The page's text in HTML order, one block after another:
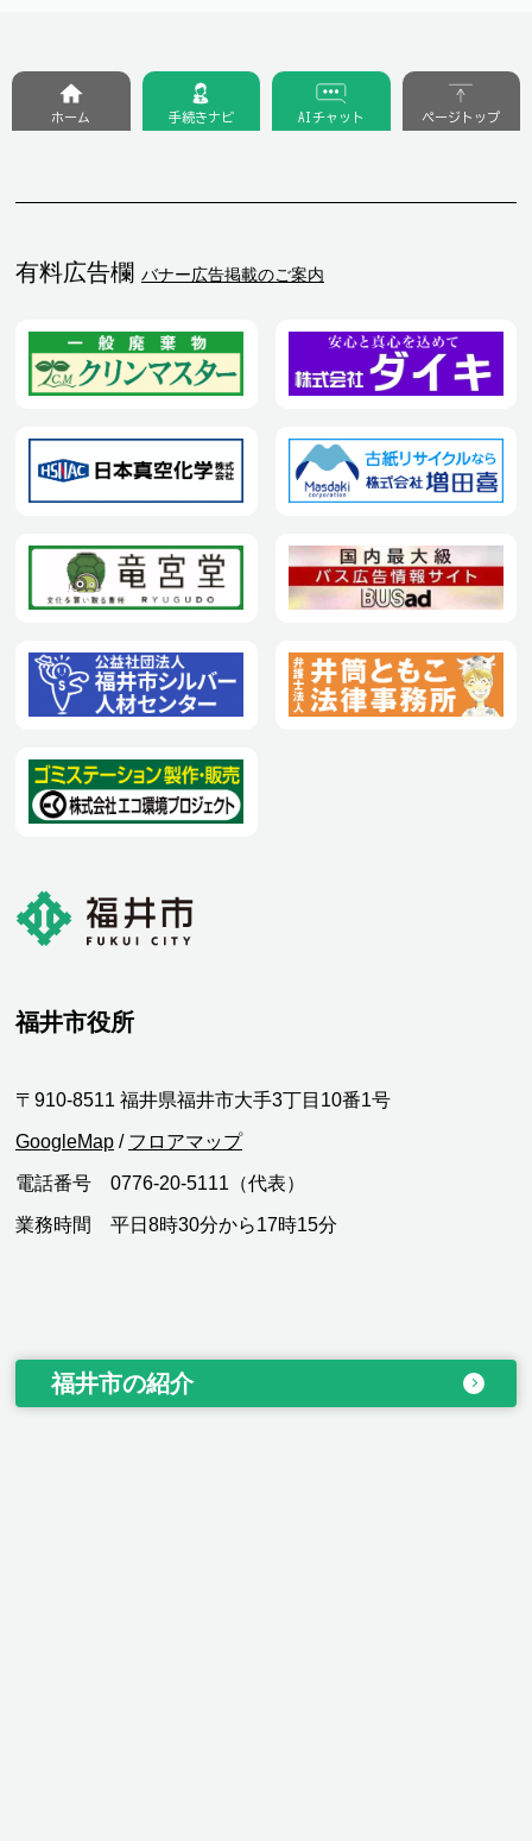
有料広告欄 バナー広告掲載のご案内
ホーム 手続きナビ AIチャット ページトップ
福井市役所
〒910-8511 福井県福井市大手3丁目10番1号
GoogleMap / フロアマップ
電話番号 0776-20-5111（代表）
業務時間 平日8時30分から17時15分
福井市の紹介